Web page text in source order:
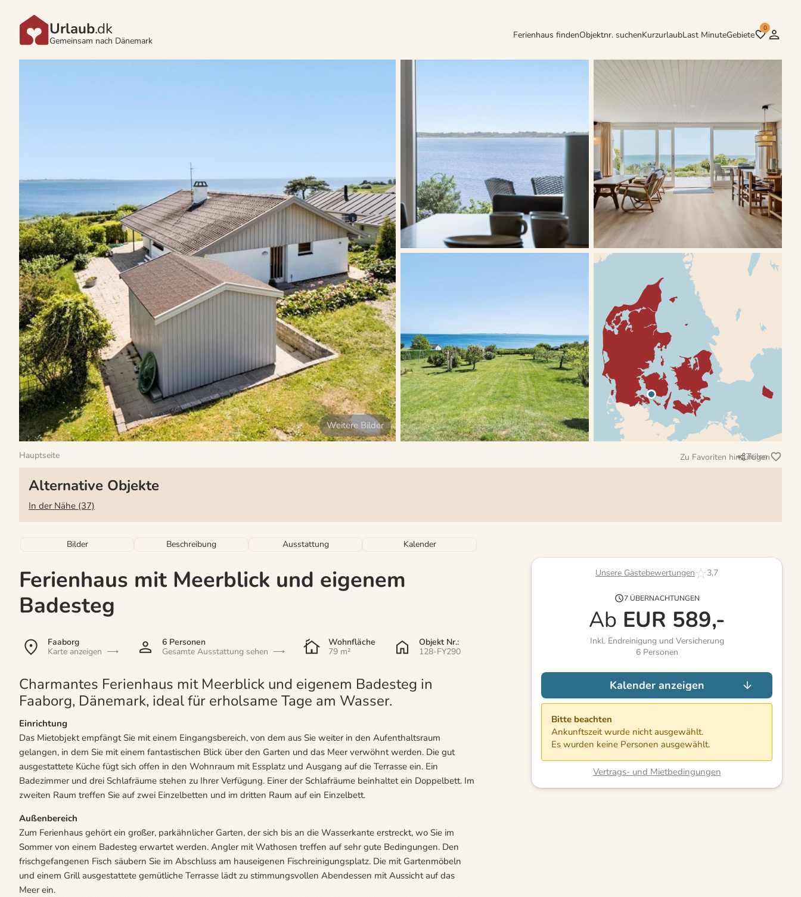
Urlaub.dk
Gemeinsam nach Dänemark
Ferienhaus findenObjektnr. suchenKurzurlaubLast MinuteGebiete
0
Hauptseite Zu Favoriten hinzufügen
Teilen
Alternative Objekte
In der Nähe (37)
Bilder Beschreibung Ausstattung Kalender
Ferienhaus mit Meerblick und eigenem
Badesteg
Faaborg
Karte anzeigen
6 Personen
Gesamte Ausstattung sehen
Wohnfläche
79 m²
Objekt Nr.:
128-FY290
Charmantes Ferienhaus mit Meerblick und eigenem Badesteg in
Faaborg, Dänemark, ideal für erholsame Tage am Wasser.
Einrichtung
Das Mietobjekt empfängt Sie mit einem Eingangsbereich, von dem aus Sie weiter in den Aufenthaltsraum
gelangen, in dem Sie mit einem fantastischen Blick über den Garten und das Meer verwöhnt werden. Die gut
ausgestattete Küche fügt sich offen in den Wohnraum mit Essplatz und Ausgang auf die Terrasse ein. Ein
Badezimmer und drei Schlafräume stehen zu Ihrer Verfügung. Einer der Schlafräume beinhaltet ein Doppelbett. Im
zweiten Raum treffen Sie auf zwei Einzelbetten und im dritten Raum auf ein Einzelbett.
Außenbereich
Zum Ferienhaus gehört ein großer, parkähnlicher Garten, der sich bis an die Wasserkante erstreckt, wo Sie im
Sommer von einem Badesteg erwartet werden. Angler mit Wathosen treffen auf sehr gute Bedingungen. Den
frischgefangenen Fisch säubern Sie im Abschluss am hauseigenen Fischreinigungsplatz. Die mit Gartenmöbeln
und einem Grill ausgestattete gemütliche Terrasse lädt zu stimmungsvollen Abendessen mit Aussicht auf das
Meer ein.
Unsere Gästebewertungen 3,7
7 ÜBERNACHTUNGEN
Ab EUR 589,-
Inkl. Endreinigung und Versicherung
6 Personen
Kalender anzeigen
Bitte beachten
Ankunftszeit wurde nicht ausgewählt.
Es wurden keine Personen ausgewählt.
Vertrags- und Mietbedingungen